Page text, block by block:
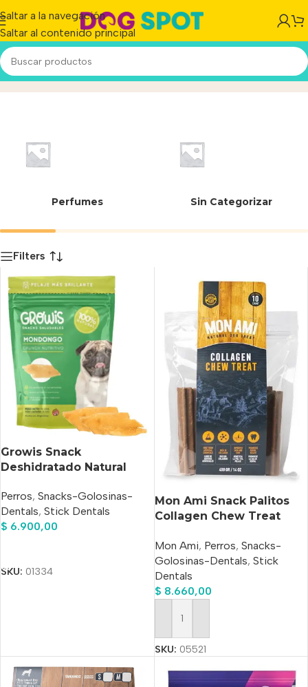
Saltar a la navegación
Saltar al contenido principal
Otra razónInicio/Producto
Perfumes Sin Categorizar
Filters
Growis Snack
Deshidratado Natural
Gr
Perros, Snacks-Golosinas-
Dentals, Stick Dentals
$ 6.900,00
SKU: 01334
Mon Ami Snack Palitos
Collagen Chew Treat
Mon Ami, Perros, Snacks-
Golosinas-Dentals, Stick
Dentals
$ 8.660,00
Añadir Al Carrito
SKU: 05521